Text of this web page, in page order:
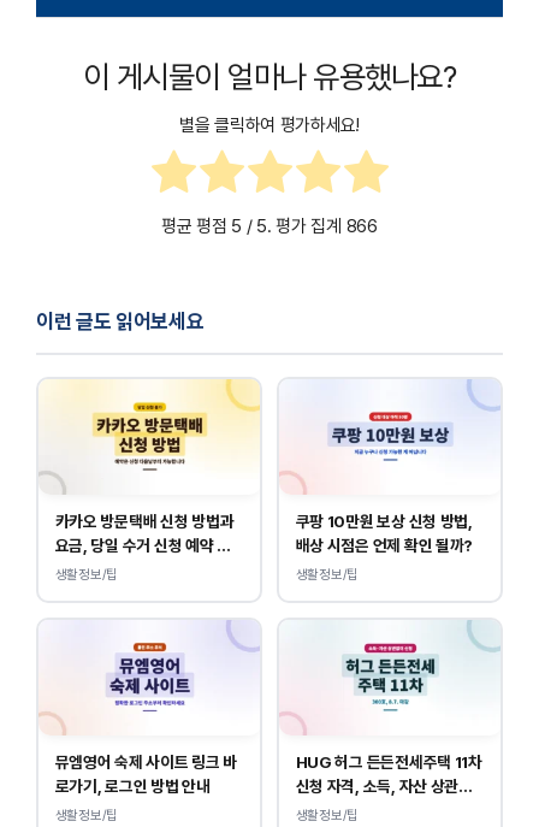
정보도 미리 준비해야 합니다.
부과되거나 별도의 운송 절차가 필요할 수 있습니다. 정확한 제한
사항은 해당 지점에 문의하거나 공식 웹사이트의 안내를 확인하는
스케줄, 현재 물류량 등에 따라 달라질 수 있습니다. 일반적으로 국내
배송은 1~2일 이내에 완료되는 경우가 많지만, 긴급 배송 옵션을
선택하면 당일 배송도 가능합니다. 이동 시간이 중요한 경우,
고객센터에 사전 문의하여 예상 소요 시간을 확인하는 것이
이 게시물이 얼마나 유용했나요?
별을 클릭하여 평가하세요!
평균 평점 5 / 5. 평가 집계 866
이런 글도 읽어보세요
카카오 방문택배 신청 방법과
요금, 당일 수거 신청 예약 안
내
생활정보/팁
쿠팡 10만원 보상 신청 방법,
배상 시점은 언제 확인 될까?
생활정보/팁
뮤엠영어 숙제 사이트 링크 바
로가기, 로그인 방법 안내
생활정보/팁
HUG 허그 든든전세주택 11차
신청 자격, 소득, 자산 상관없
이 가능합니다.
생활정보/팁